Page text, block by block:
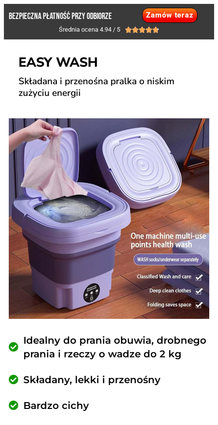
BEZPIECZNA PŁATNOŚĆ PRZY ODBIORZE Zamów teraz
Średnia ocena 4.94 / 5 
EASY WASH
Składana i przenośna pralka o niskim
zużyciu energii
Idealny do prania obuwia, drobnego
prania i rzeczy o wadze do 2 kg
Składany, lekki i przenośny
Bardzo cichy